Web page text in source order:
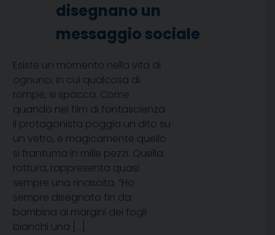
disegnano un
messaggio sociale
Esiste un momento nella vita di
ognuno, in cui qualcosa di
rompe, si spacca. Come
quando nei film di fantascienza
il protagonista poggia un dito su
un vetro, e magicamente quello
si frantuma in mille pezzi. Quella
rottura, rappresenta quasi
sempre una rinascita. “Ho
sempre disegnato fin da
bambina ai margini dei fogli
bianchi una […]